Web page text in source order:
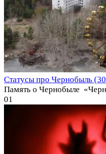
Статусы про Чернобыль (30
Память о Чернобыле
01